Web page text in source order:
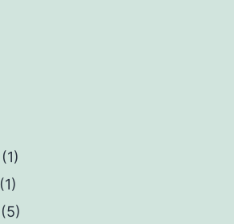
(1)
(1)
(5)